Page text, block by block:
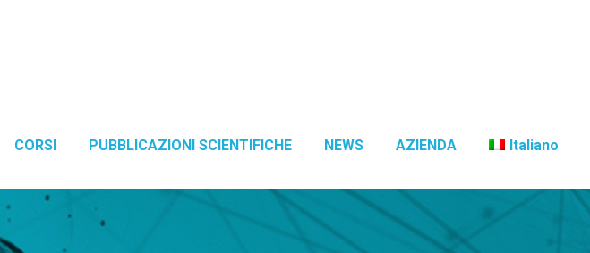
CORSI PUBBLICAZIONI SCIENTIFICHE NEWS AZIENDA Italiano